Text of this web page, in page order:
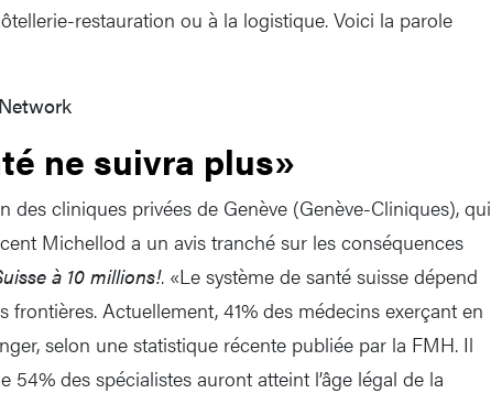
restauration ou à la logistique. Voici la parole
ne suivra plus»
des cliniques privées de Genève (Genève-Cliniques), qui
Michellod a un avis tranché sur les conséquences
à 10 millions!. «Le système de santé suisse dépend
Actuellement, 41% des médecins exerçant en
selon une statistique récente publiée par la FMH. Il
des spécialistes auront atteint l’âge légal de la